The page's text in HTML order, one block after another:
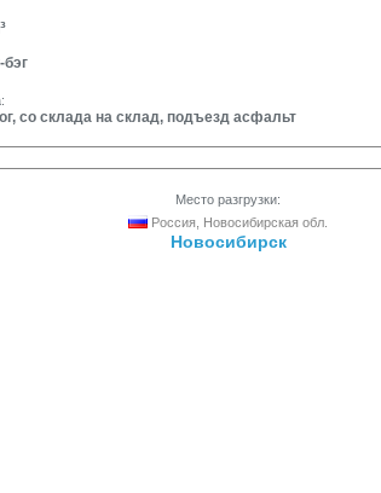
бэг
со склада на склад, подъезд асфальт
Место разгрузки:
Россия, Новосибирская обл.
Новосибирск